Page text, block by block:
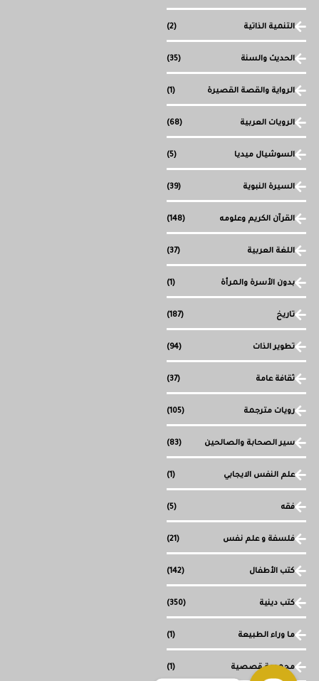
التنمية الذاتية (2)
الحديث والسنة (35)
الرواية والقصة القصيرة (1)
الرويات العربية (68)
السوشيال ميديا (5)
السيرة النبوية (39)
القرآن الكريم وعلومه (148)
اللغة العربية (37)
بدون الأسرة والمرأة (1)
تاريخ (187)
تطوير الذات (94)
ثقافة عامة (37)
رويات مترجمة (105)
سير الصحابة والصالحين (83)
علم النفس الايجابي (1)
فقه (5)
فلسفة و علم نفس (21)
كتب الأطفال (142)
كتب دينية (350)
ما وراء الطبيعة (1)
مجموعة قصصية (1)